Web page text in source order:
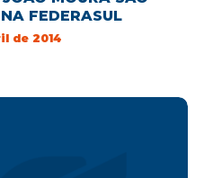
FEDERASUL
de 2014